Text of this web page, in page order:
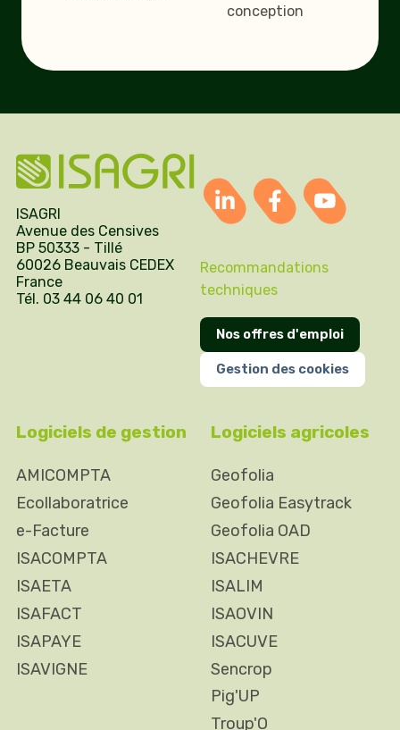
conception
ISAGRI
Avenue des Censives
BP 50333 - Tillé
60026 Beauvais CEDEX
France
Tél. 03 44 06 40 01
Recommandations
techniques
Nos offres d'emploi
Gestion des cookies
Logiciels de gestion
AMICOMPTA
Ecollaboratrice
e-Facture
ISACOMPTA
ISAETA
ISAFACT
ISAPAYE
ISAVIGNE
Logiciels agricoles
Geofolia
Geofolia Easytrack
Geofolia OAD
ISACHEVRE
ISALIM
ISAOVIN
ISACUVE
Sencrop
Pig'UP
Troup'O